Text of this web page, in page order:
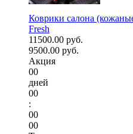
Коврики салона
Fresh
11500.00 руб.
9500.00 руб.
Акция
00
дней
00
:
00
00